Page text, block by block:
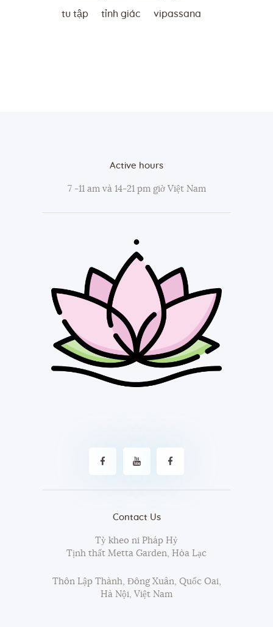
tu tập tỉnh giác vipassana
Active hours
7 -11 am và 14-21 pm giờ Việt Nam
Contact Us
Tỳ kheo ni Pháp Hỷ
Tịnh thất Metta Garden, Hòa Lạc
Thôn Lập Thành, Đông Xuân, Quốc Oai,
Hà Nội, Việt Nam